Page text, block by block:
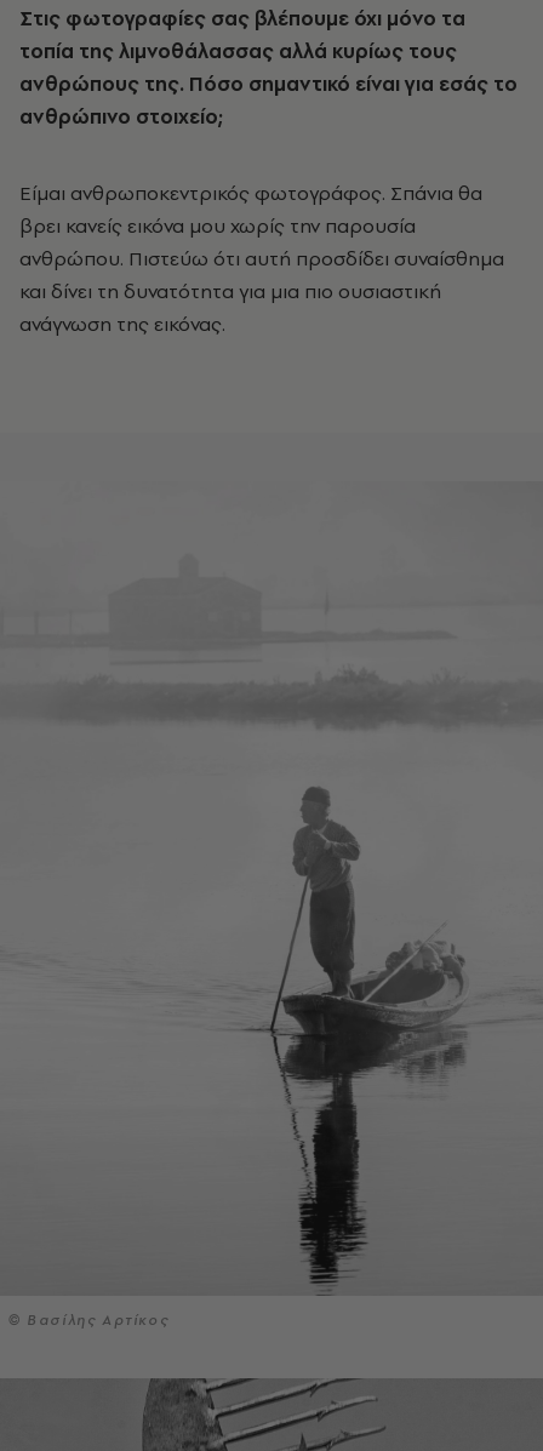
Στις φωτογραφίες σας βλέπουμε όχι μόνο τα
τοπία της λιμνοθάλασσας αλλά κυρίως τους
ανθρώπους της. Πόσο σημαντικό είναι για εσάς το
ανθρώπινο στοιχείο;
Είμαι ανθρωποκεντρικός φωτογράφος. Σπάνια θα
βρει κανείς εικόνα μου χωρίς την παρουσία
ανθρώπου. Πιστεύω ότι αυτή προσδίδει συναίσθημα
και δίνει τη δυνατότητα για μια πιο ουσιαστική
ανάγνωση της εικόνας.
© Βασίλης Αρτίκος